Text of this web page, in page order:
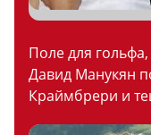
Поле для
Давид Манукян
Краймбрери и